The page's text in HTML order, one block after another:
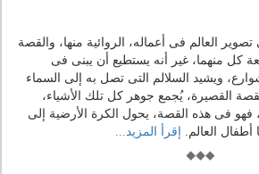
العالم فى أعماله، الروائية منها، والقصة
كل منهما، غير أنه يستطيع أن يبنى فى
ويشيد السلالم التى تصل به إلى السماء
القصيرة، يُجمع جوهر كل تلك الأشياء،
فهو فى هذه القصة، يحول الكرة الأرضية إلى
العالم.
إقرأ المزيد...